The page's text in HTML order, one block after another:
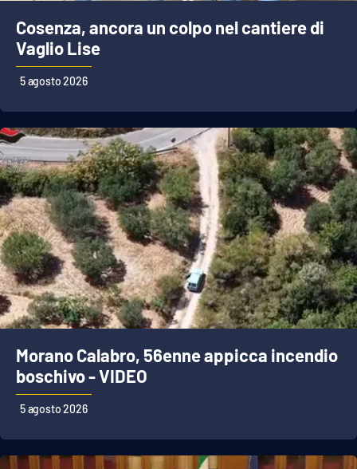
Cosenza, ancora un colpo nel cantiere di
Vaglio Lise
5 agosto 2026
Morano Calabro, 56enne appicca incendio
boschivo - VIDEO
5 agosto 2026